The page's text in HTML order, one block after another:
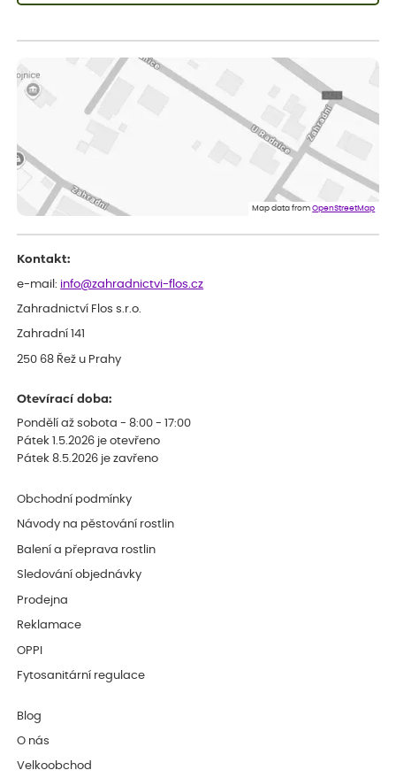
Vše přišlo velice rychle krásně zabalené. Rostlinky po přesazení
velice dobře prospívají
Jarda
Dobrý den, byli jsme spokojeni
Eshop, objednání bylo v pořádku, žádný problém. Jen jsem byla
smutná z dodávky jedné kytky, která nebyla v nejlepší kondici a i
Map data fromOpenStreetMap
Kontakt:
e-mail: info@zahradnictvi-flos.cz
Zahradnictví Flos s.r.o.
Zahradní 141
250 68 Řež u Prahy
Otevírací doba:
Pondělí až sobota - 8:00 - 17:00
Pátek 1.5.2026 je otevřeno
Pátek 8.5.2026 je zavřeno
Obchodní podmínky
Návody na pěstování rostlin
Balení a přeprava rostlin
Sledování objednávky
Prodejna
Reklamace
OPPI
Fytosanitární regulace
Blog
O nás
Velkoobchod